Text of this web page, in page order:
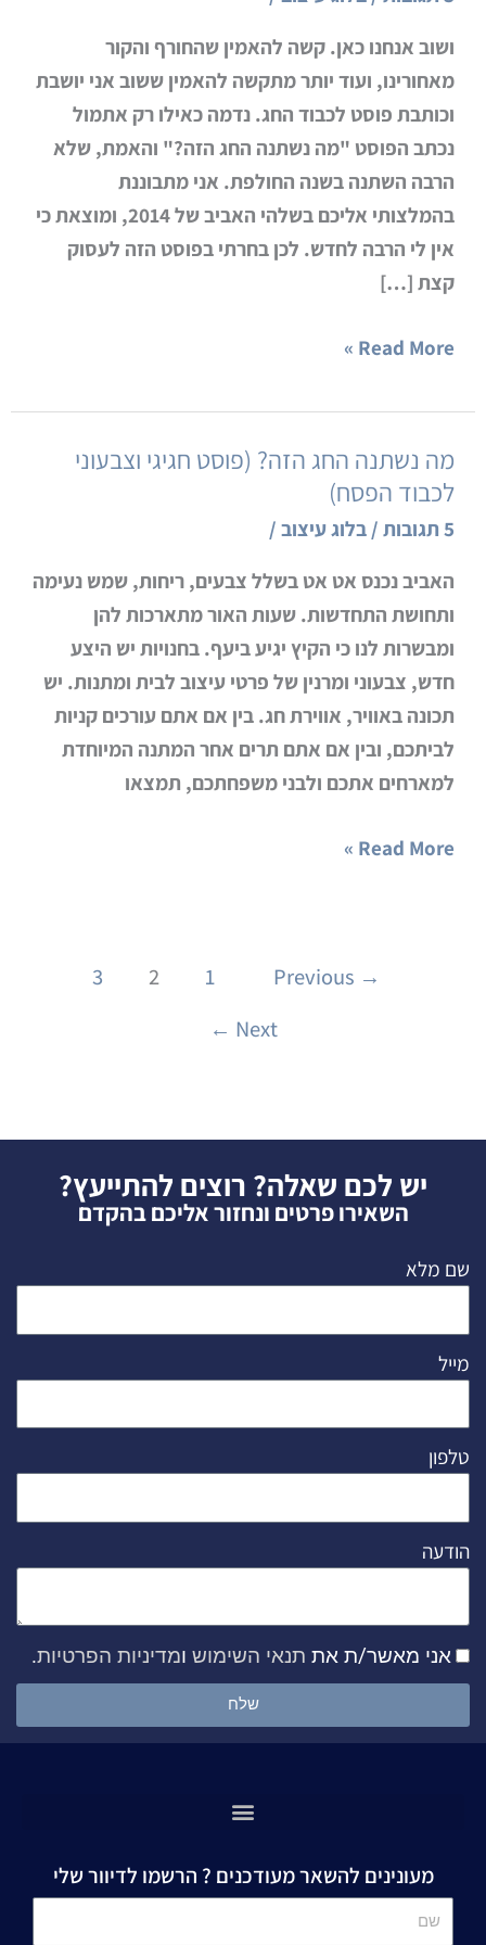
ושוב אנחנו כאן. קשה להאמין שהחורף והקור
מאחורינו, ועוד יותר מתקשה להאמין ששוב אני יושבת
וכותבת פוסט לכבוד החג. נדמה כאילו רק אתמול
נכתב הפוסט "מה נשתנה החג הזה?" והאמת, שלא
הרבה השתנה בשנה החולפת. אני מתבוננת
בהמלצותי אליכם בשלהי האביב של 2014, ומוצאת כי
אין לי הרבה לחדש. לכן בחרתי בפוסט הזה לעסוק
קצת […]
(טיפים
ורעיונות
לפסח)
Read More »
מה נשתנה החג הזה? (פוסט חגיגי וצבעוני
לכבוד הפסח)
5 תגובות /בלוג עיצוב /
האביב נכנס אט אט בשלל צבעים, ריחות, שמש נעימה
ותחושת התחדשות. שעות האור מתארכות להן
ומבשרות לנו כי הקיץ יגיע ביעף. בחנויות יש היצע
חדש, צבעוני ומרנין של פרטי עיצוב לבית ומתנות. יש
תכונה באוויר, אווירת חג. בין אם אתם עורכים קניות
לביתכם, ובין אם אתם תרים אחר המתנה המיוחדת
למארחים אתכם ולבני משפחתכם, תמצאו
מה
נשתנה
החג
(פוסט
חגיגי
וצבעוני
לכבוד
הפסח)
Read More »
→
1
2
3
Next
←
יש לכם שאלה? רוצים להתייעץ?
השאירו פרטים ונחזור אליכם בהקדם
שם מלא
מייל
טלפון
הודעה
אני מאשר/ת את תנאי השימוש ומדיניות הפרטיות.
שלח
מעונינים להשאר מעודכנים ? הרשמו לדיוור שלי
שם